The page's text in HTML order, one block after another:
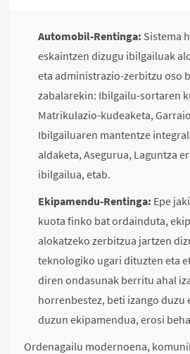
Automobil-Rentinga: Sistema
eskaintzen dizugu ibilgailuak
eta administrazio-zerbitzu oso
zabalarekin: Ibilgailu-sortaren
Matrikulazio-kudeaketa,
Ibilgailuaren mantentze
aldaketa, Asegurua, Laguntza
ibilgailua, etab.
Ekipamendu-Rentinga: Epe
kuota finko bat ordainduta,
alokatzeko zerbitzua jartzen
teknologiko ugari dituzten eta
diren ondasunak berritu ahal
horrenbestez, beti izango duzu
duzun ekipamendua, erosi
Ordenagailu modernoena,